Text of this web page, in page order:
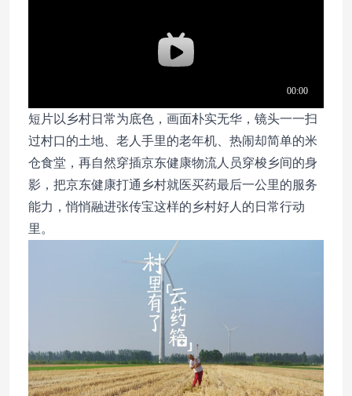
短片以乡村日常为底色，画面朴实无华，镜头一一扫
过村口的土地、老人手里的老年机、热闹却简单的米
仓食堂，再自然穿插京东健康物流人员穿梭乡间的身
影，把京东健康打通乡村就医买药最后一公里的服务
能力，悄悄融进张传宝这样的乡村好人的日常行动
里。